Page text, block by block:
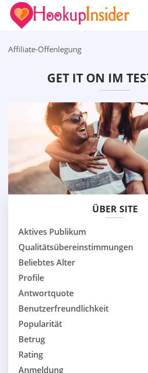
Affiliate-Offenlegung
GET IT ON IM
ÜBER SITE
Aktives Publikum
Qualitätsübereinstimmungen
Beliebtes Alter
Profile
Antwortquote
Benutzerfreundlichkeit
Popularität
Betrug
Rating
Anmeldung